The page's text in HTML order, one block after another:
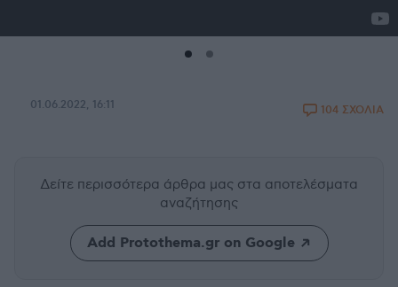
01.06.2022, 16:11 104 ΣΧΟΛΙΑ
Δείτε περισσότερα άρθρα μας στα αποτελέσματα
αναζήτησης
Add Protothema.gr on Google